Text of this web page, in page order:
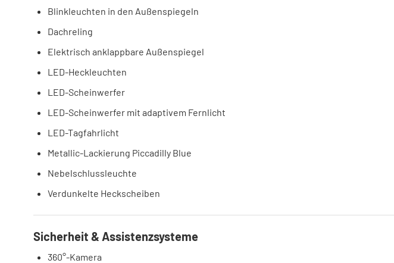
Blinkleuchten in den Außenspiegeln
Dachreling
Elektrisch anklappbare Außenspiegel
LED-Heckleuchten
LED-Scheinwerfer
LED-Scheinwerfer mit adaptivem Fernlicht
LED-Tagfahrlicht
Metallic-Lackierung Piccadilly Blue
Nebelschlussleuchte
Verdunkelte Heckscheiben
Sicherheit & Assistenzsysteme
360°-Kamera